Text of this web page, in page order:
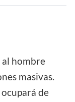
al hombre
masivas.
ocupará de